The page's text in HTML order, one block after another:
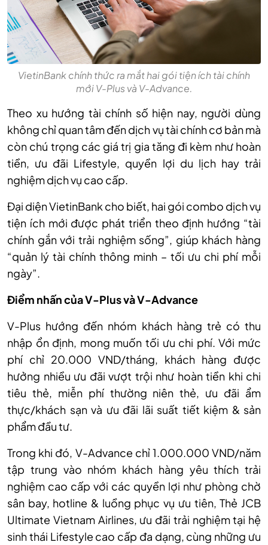
VietinBank chính thức ra mắt hai gói tiện ích tài chính
mới V-Plus và V-Advance.
Theo xu hướng tài chính số hiện nay, người dùng
không chỉ quan tâm đến dịch vụ tài chính cơ bản mà
còn chú trọng các giá trị gia tăng đi kèm như hoàn
tiền, ưu đãi Lifestyle, quyền lợi du lịch hay trải
nghiệm dịch vụ cao cấp.
Đại diện VietinBank cho biết, hai gói combo dịch vụ
tiện ích mới được phát triển theo định hướng “tài
chính gắn với trải nghiệm sống”, giúp khách hàng
“quản lý tài chính thông minh – tối ưu chi phí mỗi
ngày”.
Điểm nhấn của V-Plus và V-Advance
V-Plus hướng đến nhóm khách hàng trẻ có thu
nhập ổn định, mong muốn tối ưu chi phí. Với mức
phí chỉ 20.000 VND/tháng, khách hàng được
hưởng nhiều ưu đãi vượt trội như hoàn tiền khi chi
tiêu thẻ, miễn phí thường niên thẻ, ưu đãi ẩm
thực/khách sạn và ưu đãi lãi suất tiết kiệm & sản
phẩm đầu tư.
Trong khi đó, V-Advance chỉ 1.000.000 VND/năm
tập trung vào nhóm khách hàng yêu thích trải
nghiệm cao cấp với các quyền lợi như phòng chờ
sân bay, hotline & luồng phục vụ ưu tiên, Thẻ JCB
Ultimate Vietnam Airlines, ưu đãi trải nghiệm tại hệ
sinh thái Lifestyle cao cấp đa dạng, cùng những ưu